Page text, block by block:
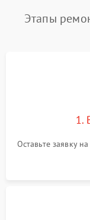
Этапы
1.
Оставьте заявку